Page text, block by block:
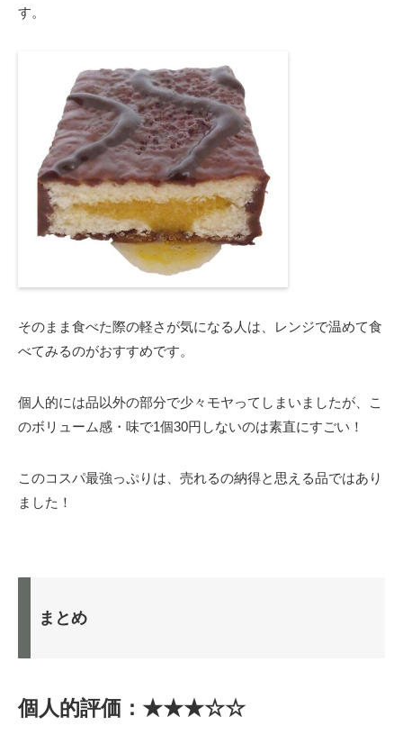
す。
そのまま食べた際の軽さが気になる人は、レンジで温めて食
べてみるのがおすすめです。
個人的には品以外の部分で少々モヤってしまいましたが、こ
のボリューム感・味で1個30円しないのは素直にすごい！
このコスパ最強っぷりは、売れるの納得と思える品ではあり
ました！
まとめ
個人的評価：★★★☆☆